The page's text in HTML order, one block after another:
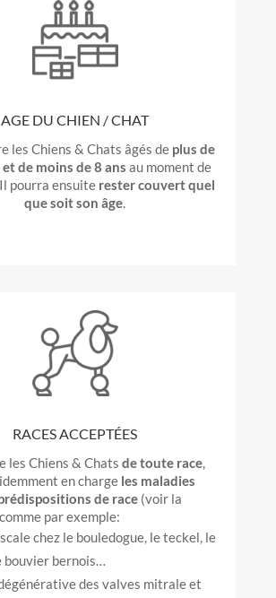
AGE DU CHIEN / CHAT
les Chiens & Chats âgés de plus de
de moins de 8 ans au moment de
Il pourra ensuite rester couvert quel
que soit son âge.
RACES ACCEPTÉES
les Chiens & Chats de toute race,
en charge les maladies
de race(voir la
par exemple:
chez le bouledogue, le teckel, le
bouvier bernois…
des valves mitrale et